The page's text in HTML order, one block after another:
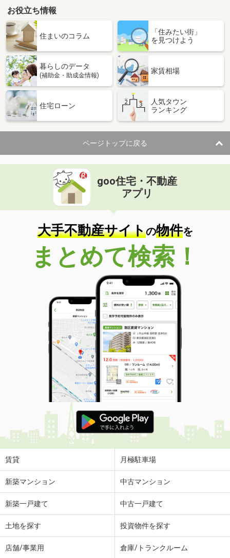
お役立ち情報
住まいのコラム
「住みたい街」
を見つけよう
暮らしのデータ
(補助金・助成金情報)
家賃相場
住宅ローン
人気タウン
ランキング
ページトップに戻る
goo住宅・不動産
アプリ
大手不動産サイトの物件を
まとめて検索！
賃貸 月極駐車場
新築マンション 中古マンション
新築一戸建て 中古一戸建て
土地を探す 投資物件を探す
店舗/事業用 倉庫/トランクルーム